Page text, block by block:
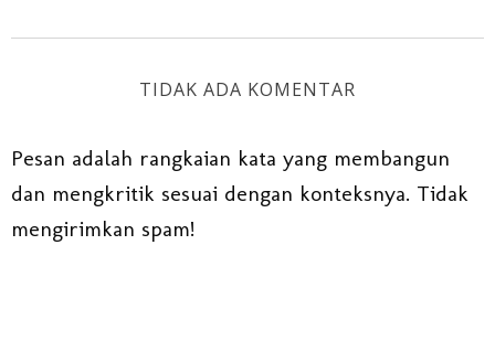
TIDAK ADA KOMENTAR
Pesan adalah rangkaian kata yang membangun
dan mengkritik sesuai dengan konteksnya. Tidak
mengirimkan spam!